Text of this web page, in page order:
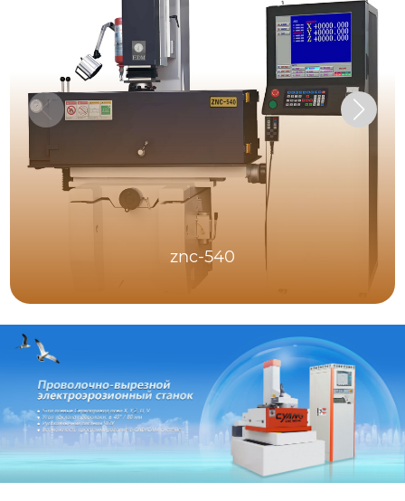
znc-540